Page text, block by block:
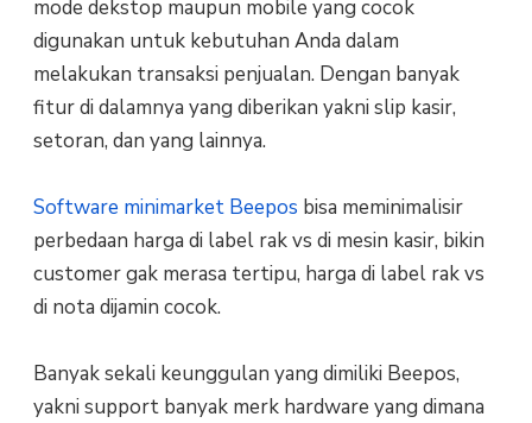
mode dekstop maupun mobile yang cocok
digunakan untuk kebutuhan Anda dalam
melakukan transaksi penjualan. Dengan banyak
fitur di dalamnya yang diberikan yakni slip kasir,
setoran, dan yang lainnya.
Software minimarket Beepos bisa meminimalisir
perbedaan harga di label rak vs di mesin kasir, bikin
customer gak merasa tertipu, harga di label rak vs
di nota dijamin cocok.
Banyak sekali keunggulan yang dimiliki Beepos,
yakni support banyak merk hardware yang dimana